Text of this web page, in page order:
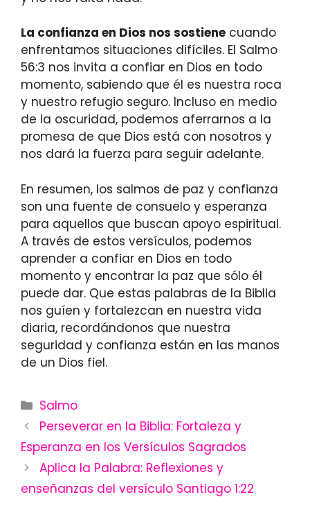
La confianza en Dios nos sostiene cuando
enfrentamos situaciones difíciles. El Salmo
56:3 nos invita a confiar en Dios en todo
momento, sabiendo que él es nuestra roca
y nuestro refugio seguro. Incluso en medio
de la oscuridad, podemos aferrarnos a la
promesa de que Dios está con nosotros y
nos dará la fuerza para seguir adelante.
En resumen, los salmos de paz y confianza
son una fuente de consuelo y esperanza
para aquellos que buscan apoyo espiritual.
A través de estos versículos, podemos
aprender a confiar en Dios en todo
momento y encontrar la paz que sólo él
puede dar. Que estas palabras de la Biblia
nos guíen y fortalezcan en nuestra vida
diaria, recordándonos que nuestra
seguridad y confianza están en las manos
de un Dios fiel.
Categories
Salmo
Perseverar en la Biblia: Fortaleza y
Esperanza en los Versículos Sagrados
Aplica la Palabra: Reflexiones y
enseñanzas del versículo Santiago 1:22